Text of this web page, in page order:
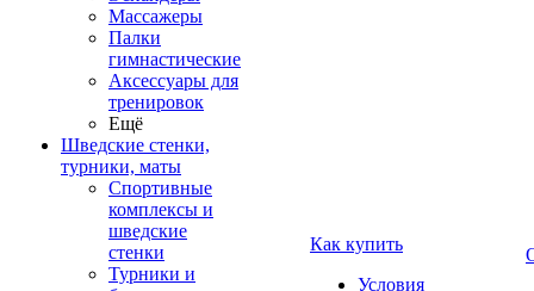
Массажеры
Палки
гимнастические
Аксессуары для
тренировок
Ещё
Шведские стенки,
турники, маты
Спортивные
комплексы и
шведские
стенки
Турники и
Как купить
Условия